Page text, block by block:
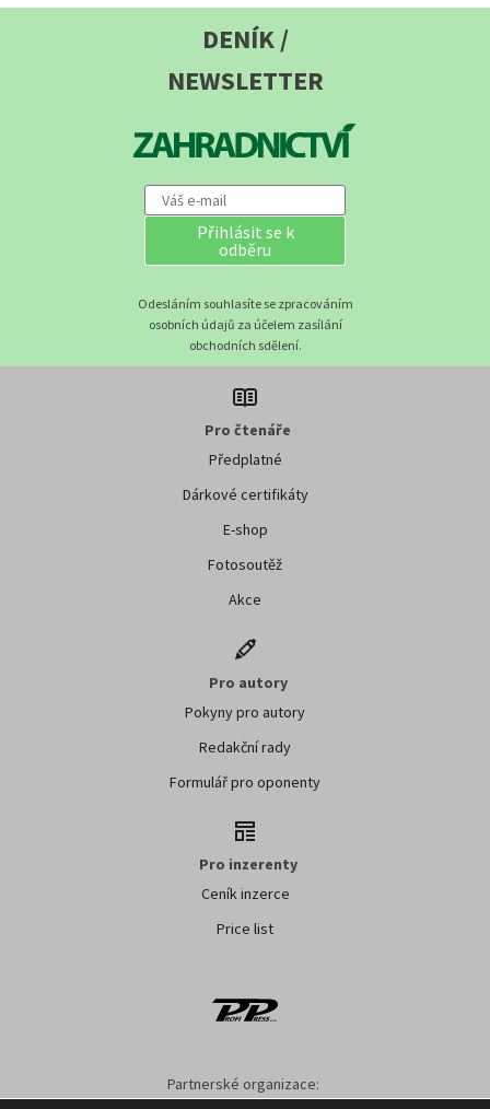
DENÍK /
NEWSLETTER
Přihlásit se k
odběru
Odesláním souhlasíte se zpracováním
osobních údajů za účelem zasílání
obchodních sdělení.
Pro čtenáře
Předplatné
Dárkové certifikáty
E-shop
Fotosoutěž
Akce
Pro autory
Pokyny pro autory
Redakční rady
Formulář pro oponenty
Pro inzerenty
Ceník inzerce
Price list
Partnerské organizace: